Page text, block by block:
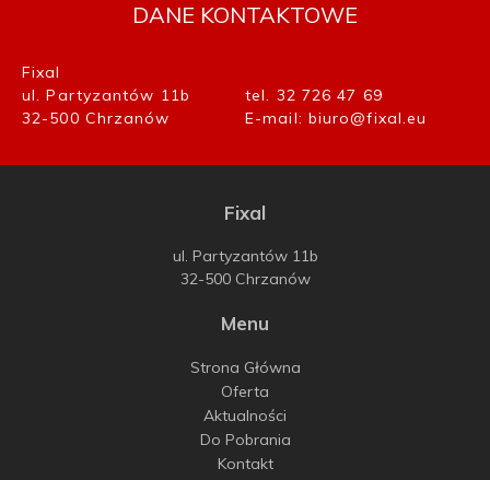
DANE KONTAKTOWE
Fixal
ul. Partyzantów 11b
32-500 Chrzanów
tel. 32 726 47 69
E-mail: biuro@fixal.eu
Fixal
ul. Partyzantów 11b
32-500 Chrzanów
Menu
Strona Główna
Oferta
Aktualności
Do Pobrania
Kontakt